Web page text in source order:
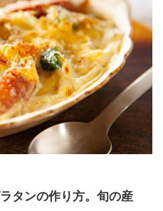
タンの作り方。旬の産